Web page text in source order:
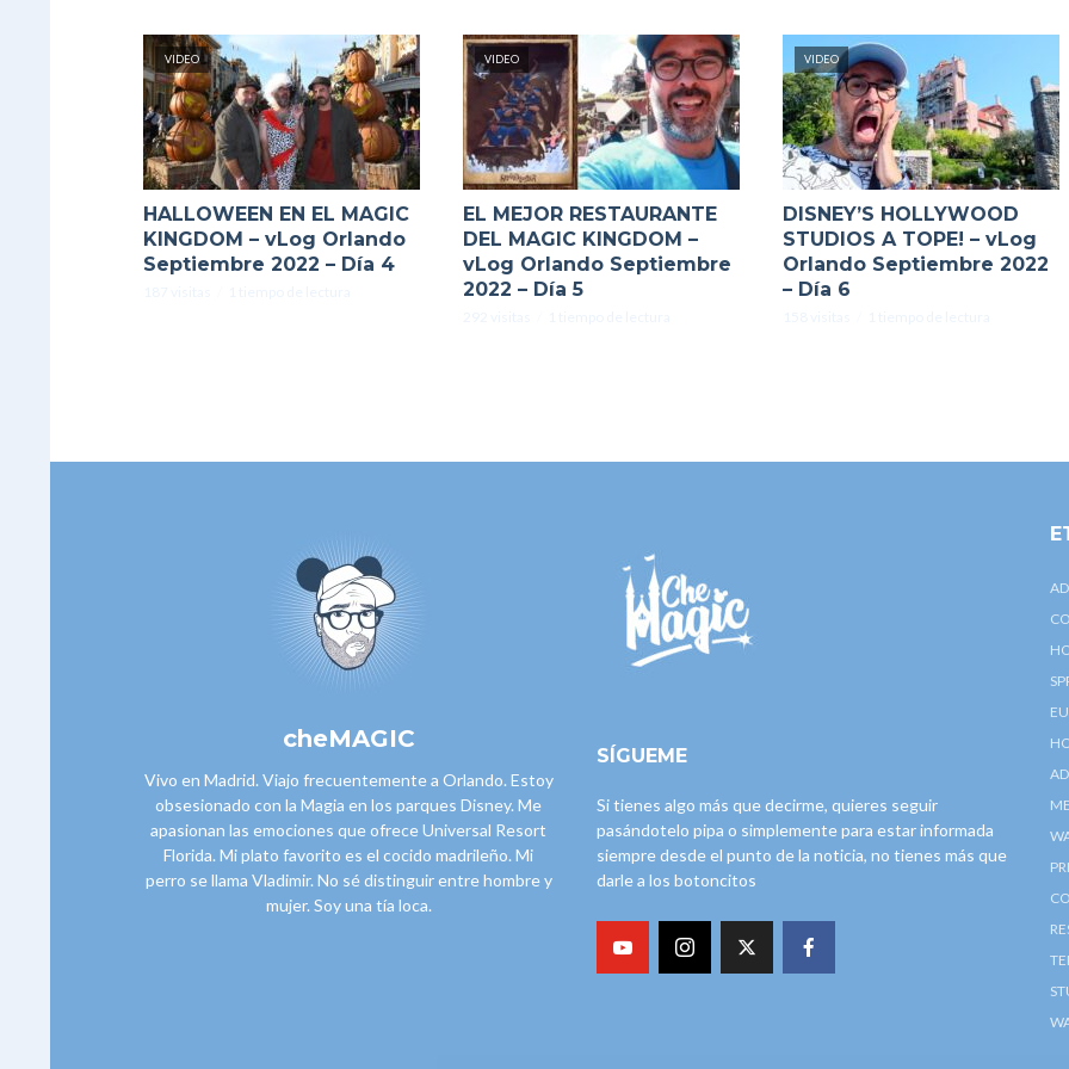
VIDEO
HALLOWEEN EN EL MAGIC
KINGDOM – vLog Orlando
Septiembre 2022 – Día 4
VIDEO
EL MEJOR RESTAURANTE
DEL MAGIC KINGDOM –
vLog Orlando Septiembre
2022 – Día 5
VIDEO
DISNEY’S HOLLYWOOD
STUDIOS A TOPE! – vLog
Orlando Septiembre 2022
– Día 6
cheMAGIC
Vivo en Madrid. Viajo frecuentemente a Orlando. Estoy
obsesionado con la Magia en los parques Disney. Me
apasionan las emociones que ofrece Universal Resort
Florida. Mi plato favorito es el cocido madrileño. Mi
perro se llama Vladimir. No sé distinguir entre hombre y
mujer. Soy una tía loca.
SÍGUEME
Si tienes algo más que decirme, quieres seguir
pasándotelo pipa o simplemente para estar informada
siempre desde el punto de la noticia, no tienes más que
darle a los botoncitos